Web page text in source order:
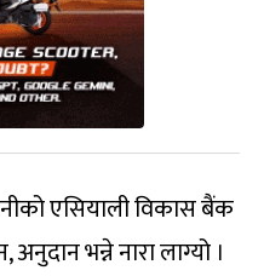
एसियाली विकास बैंक
भन्ने नारा लाग्यो ।